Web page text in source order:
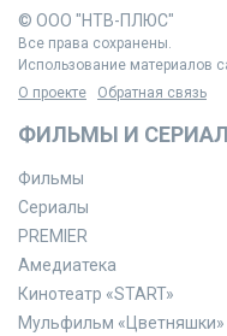
© ООО "НТВ-ПЛЮС"
Все права сохранены.
Использование материалов
О проекте
Обратная связь
ФИЛЬМЫ И
Фильмы
Сериалы
PREMIER
Амедиатека
Кинотеатр «START»
Мульфильм «Цветняшки»